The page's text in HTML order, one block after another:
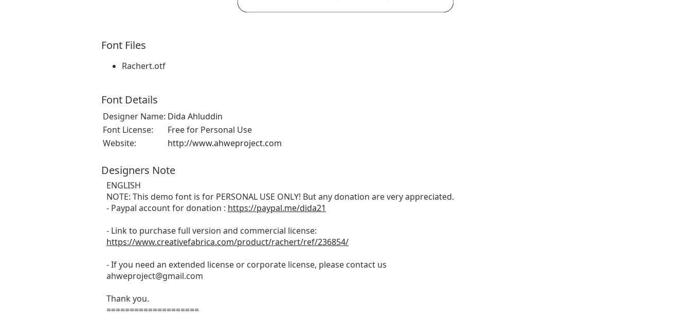
Font Files
Rachert.otf
Font Details
Designer Name: Dida Ahluddin
Font License:
Free for Personal Use
Website:
http://www.ahweproject.com
Designers Note
ENGLISH
NOTE: This demo font is for PERSONAL USE ONLY! But any donation are very appreciated.
- Paypal account for donation : https://paypal.me/dida21
- Link to purchase full version and commercial license:
https://www.creativefabrica.com/product/rachert/ref/236854/
- If you need an extended license or corporate license, please contact us
ahweproject@gmail.com
Thank you.
====================